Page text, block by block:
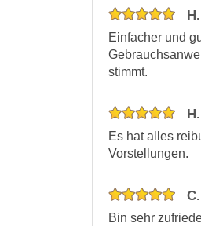
Einfacher und
stimmt.
Es hat alles
Vorstellungen.
Bin sehr